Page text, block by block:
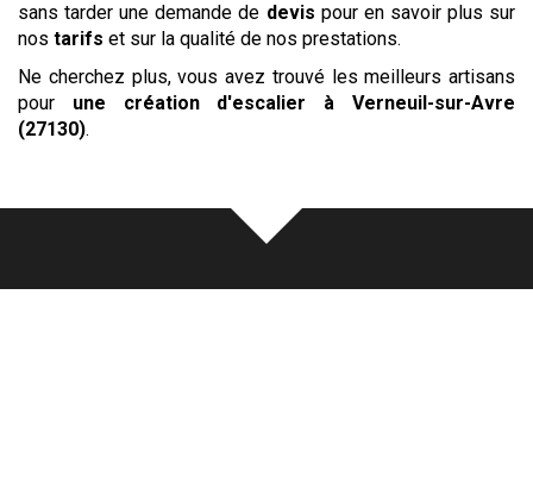
sans tarder une demande de devis pour en savoir plus sur
nos tarifs et sur la qualité de nos prestations.
Ne cherchez plus, vous avez trouvé les meilleurs artisans
pour une création d'escalier
à Verneuil-sur-Avre
(27130).